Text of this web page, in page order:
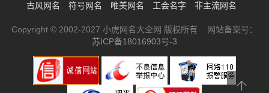
古风网名
符号网名 唯美网名 工会名字 非主流网名
Copyright © 2002-2027 小虎网名大全网 版权所有 网站备案号：
苏ICP备18016903号-3